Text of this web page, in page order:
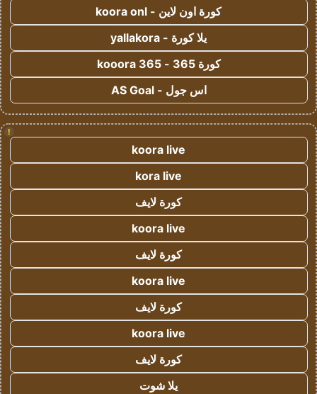
كورة اون لاين - koora onl
يلا كورة - yallakora
كورة 365 - kooora 365
اس جول - AS Goal
!
koora live
kora live
كورة لايف
koora live
كورة لايف
koora live
كورة لايف
koora live
كورة لايف
يلا شوت